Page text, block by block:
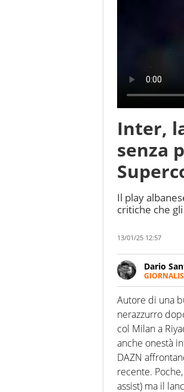
Inter,
senza
Il play
critiche che
13/01/25 12:57
Dario
Scrive,
modo di
Autore di una
nerazzurro
col Milan a
anche onestà
DAZN
recente.
assist) ma il